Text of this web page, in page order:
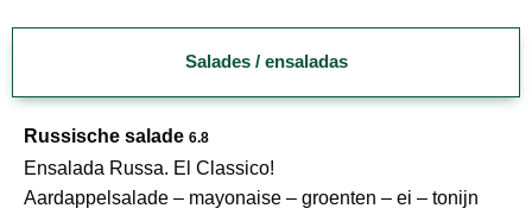
Salades / ensaladas
Russische salade 6.8
Ensalada Russa. El Classico!
Aardappelsalade – mayonaise – groenten – ei – tonijn